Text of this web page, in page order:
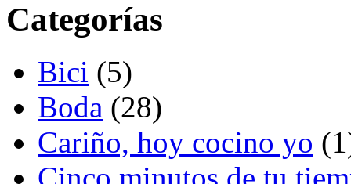
Categorías
Bici (5)
Boda (28)
Cariño, hoy cocino yo